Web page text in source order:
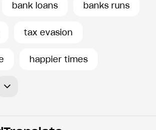
bank loans banks runs
tax evasion
happier times